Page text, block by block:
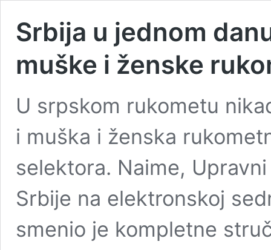
Srbija u jednom
muške i ženske
U srpskom rukometu
i muška i ženska
selektora. Naime,
Srbije na elektronskoj
smenio je kompletne